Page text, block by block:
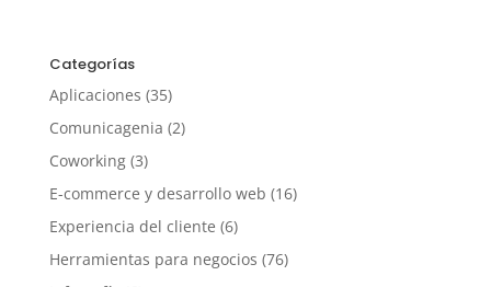
Categorías
Aplicaciones (35)
Comunicagenia (2)
Coworking(3)
E-commerce y desarrollo web (16)
Experiencia del cliente (6)
Herramientas para negocios (76)